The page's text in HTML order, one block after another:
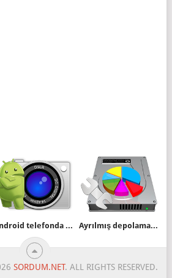
Android telefonda Fotoğraf pro modu ayarı Ayrılmış depolama alanını bir komutla devre dışı bırakın
SORDUM.NET. ALL RIGHTS RESERVED.